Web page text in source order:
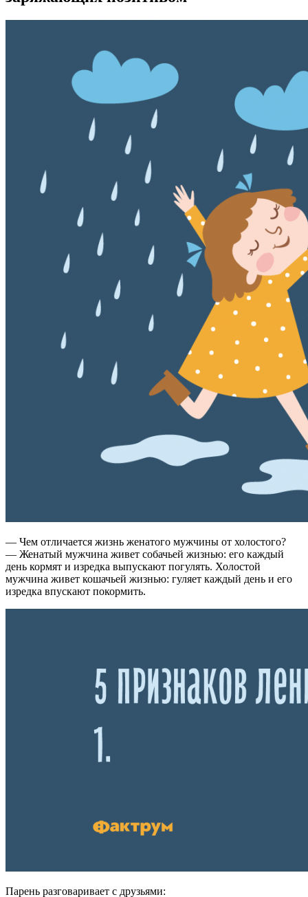
— Чем отличается жизнь женатого мужчины от холостого?
— Женатый мужчина живет собачьей жизнью: его каждый
день кормят и изредка выпускают погулять. Холостой
мужчина живет кошачьей жизнью: гуляет каждый день и его
изредка впускают покормить.
Парень разговаривает с друзьями: